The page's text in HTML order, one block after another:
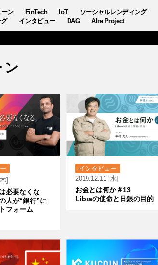
ーン FinTech IoT ソーシャルレンディング
インタビュー DAG AIre Project
]
必要なくな
人が“銀行”に
フォーム
インタビュー
2019.12.11 [水]
お金とは何か＃13
Libraの使命と日銀の目的